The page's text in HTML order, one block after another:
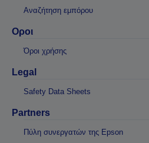
Αναζήτηση εμπόρου
Οροι
Όροι χρήσης
Legal
Safety Data Sheets
Partners
Πύλη συνεργατών της Epson